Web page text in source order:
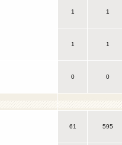
1 1
1 1
0 0
61 595